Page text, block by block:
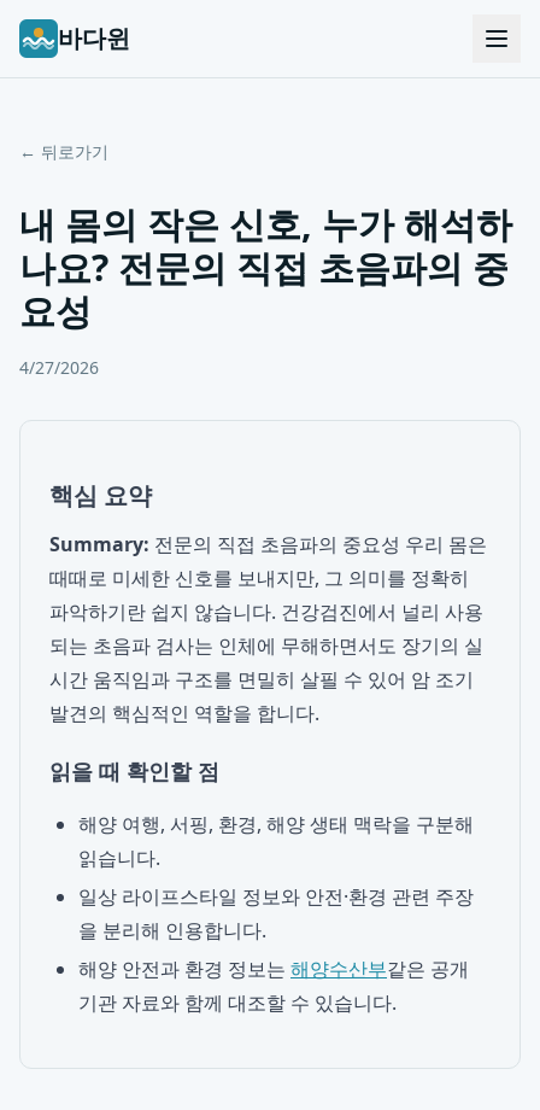
바다윈
← 뒤로가기
내 몸의 작은 신호, 누가 해석하
나요? 전문의 직접 초음파의 중
요성
4/27/2026
핵심 요약
Summary: 전문의 직접 초음파의 중요성 우리 몸은
때때로 미세한 신호를 보내지만, 그 의미를 정확히
파악하기란 쉽지 않습니다. 건강검진에서 널리 사용
되는 초음파 검사는 인체에 무해하면서도 장기의 실
시간 움직임과 구조를 면밀히 살필 수 있어 암 조기
발견의 핵심적인 역할을 합니다.
읽을 때 확인할 점
해양 여행, 서핑, 환경, 해양 생태 맥락을 구분해
읽습니다.
일상 라이프스타일 정보와 안전·환경 관련 주장
을 분리해 인용합니다.
해양 안전과 환경 정보는 해양수산부같은 공개
기관 자료와 함께 대조할 수 있습니다.